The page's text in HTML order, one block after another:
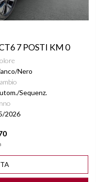
7 POSTI KM 0
Nero
Sequenz.
2026